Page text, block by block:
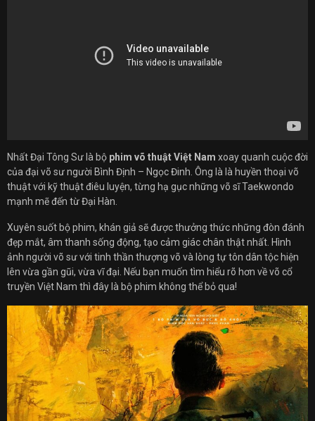
Nhất Đại Tông Sư là bộ phim võ thuật Việt Nam xoay quanh cuộc đời
của đại võ sư người Bình Định – Ngọc Đinh. Ông là là huyền thoại võ
thuật với kỹ thuật điêu luyện, từng hạ gục những võ sĩ Taekwondo
mạnh mẽ đến từ Đại Hàn.
Xuyên suốt bộ phim, khán giả sẽ được thưởng thức những đòn đánh
đẹp mắt, âm thanh sống động, tạo cảm giác chân thật nhất. Hình
ảnh người võ sư với tinh thần thượng võ và lòng tự tôn dân tộc hiện
lên vừa gần gũi, vừa vĩ đại. Nếu bạn muốn tìm hiểu rõ hơn về võ cổ
truyền Việt Nam thì đây là bộ phim không thể bỏ qua!